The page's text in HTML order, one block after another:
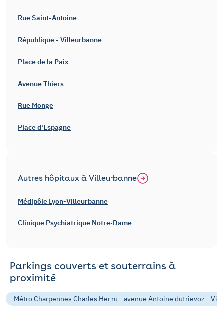
Rue Saint-Antoine
République - Villeurbanne
Place de la Paix
Avenue Thiers
Rue Monge
Place d'Espagne
Autres hôpitaux à Villeurbanne
Médipôle Lyon-Villeurbanne
Clinique Psychiatrique Notre-Dame
Parkings couverts et souterrains à
proximité
Métro Charpennes Charles Hernu - avenue Antoine dutrievoz -